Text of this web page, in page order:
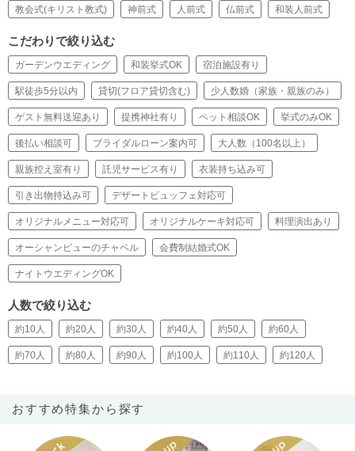
教会式(キリスト教式) 神前式 人前式 仏前式 和装人前式
こだわりで絞り込む
ガーデンウエディング 和装挙式OK 宿泊施設有り
駅徒歩5分以内 貸切(フロア貸切含む) 少人数婚（家族・親族のみ）
ゲスト無料送迎あり 提携神社有り ペット相談OK 挙式のみOK
後払い相談可 ブライダルローン案内可 大人数（100名以上）
親族控え室有り 託児サービス有り 衣装持ち込み可
引き出物持込み可 デザートビュッフェ対応可
オリジナルメニュー対応可 オリジナルケーキ対応可 料理演出あり
オーシャンビューのチャペル 会費制結婚式OK
ナイトウエディングOK
人数で絞り込む
約10人 約20人 約30人 約40人 約50人 約60人
約70人 約80人 約90人 約100人 約110人 約120人
おすすめ特集から探す